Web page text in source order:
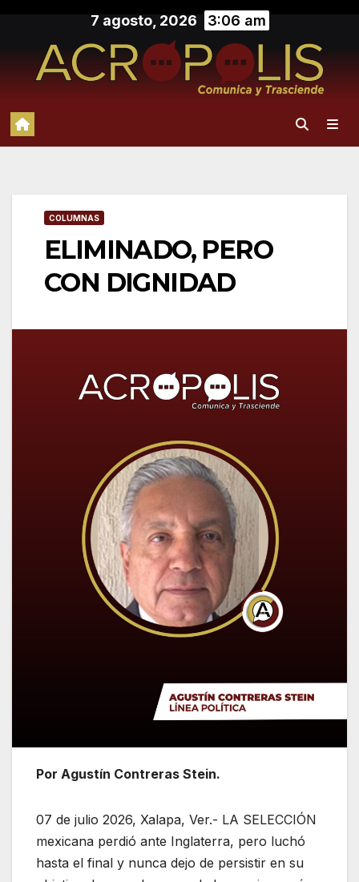
contenido
7 agosto, 2026 3:06 am
COLUMNAS
ELIMINADO, PERO
CON DIGNIDAD
Por Agustín Contreras Stein.
07 de julio 2026, Xalapa, Ver.- LA SELECCIÓN
mexicana perdió ante Inglaterra, pero luchó
hasta el final y nunca dejo de persistir en su